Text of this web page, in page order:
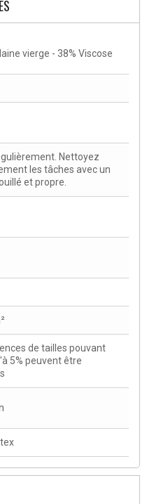
vierge - 38% Viscose
Nettoyez
les tâches avec un
et propre.
de tailles pouvant
5% peuvent être